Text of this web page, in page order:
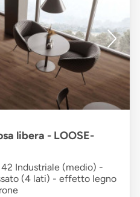
libera - LOOSE-
Industriale (medio) -
(4 lati) - effetto legno